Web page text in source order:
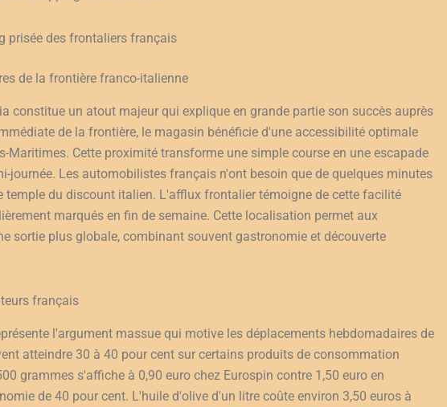
prisée des frontaliers français
de la frontière franco-italienne
constitue un atout majeur qui explique en grande partie son succès auprès
de la frontière, le magasin bénéficie d'une accessibilité optimale
Maritimes. Cette proximité transforme une simple course en une escapade
journée. Les automobilistes français n'ont besoin que de quelques minutes
temple du discount italien. L'afflux frontalier témoigne de cette facilité
marqués en fin de semaine. Cette localisation permet aux
sortie plus globale, combinant souvent gastronomie et découverte
français
l'argument massue qui motive les déplacements hebdomadaires de
atteindre 30 à 40 pour cent sur certains produits de consommation
grammes s'affiche à 0,90 euro chez Eurospin contre 1,50 euro en
de 40 pour cent. L'huile d'olive d'un litre coûte environ 3,50 euros à